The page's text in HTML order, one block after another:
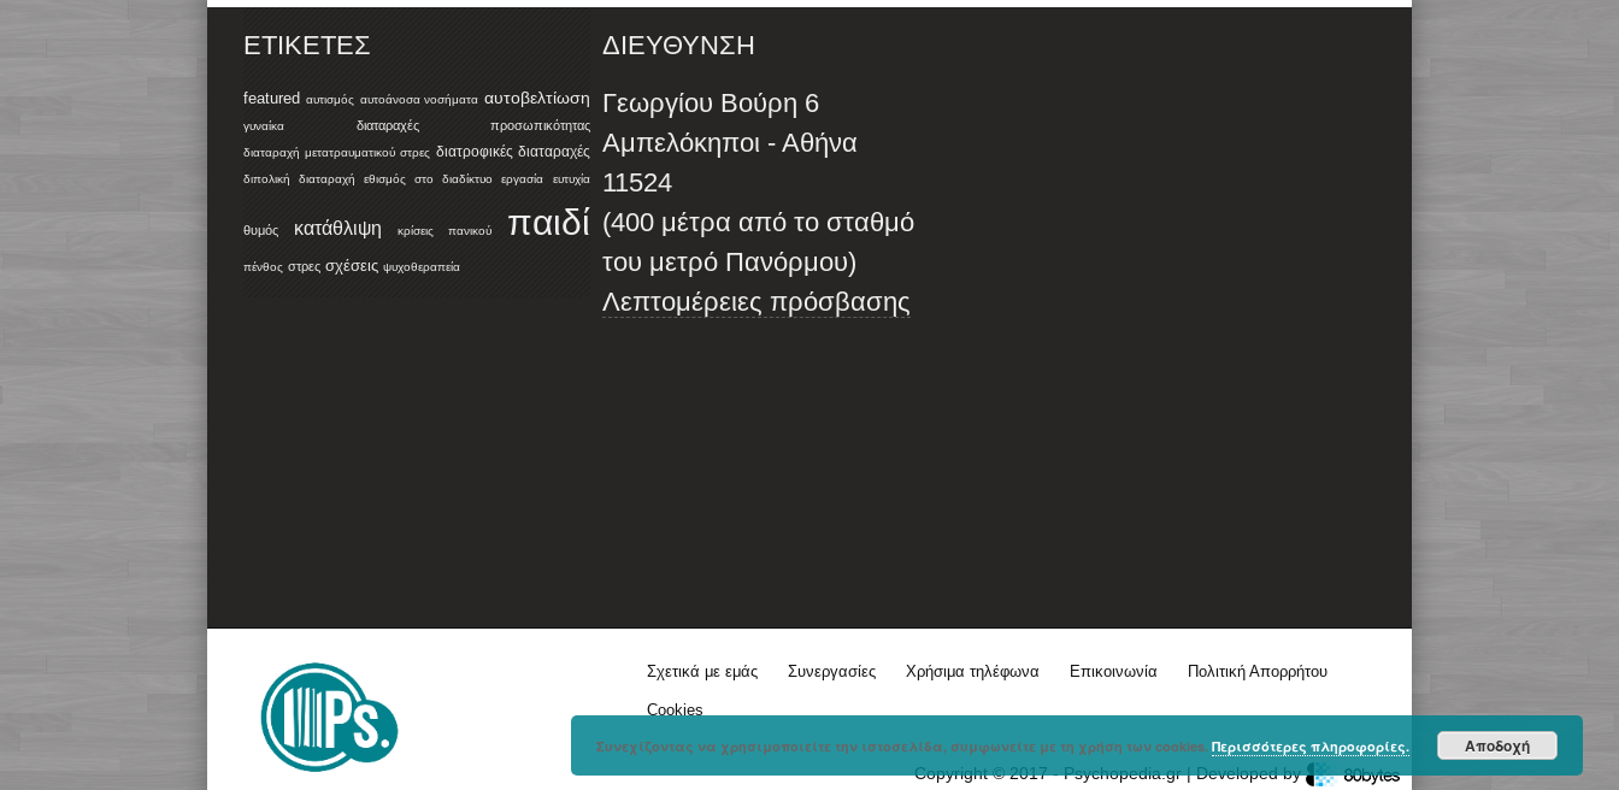
ΕΤΙΚΈΤΕΣ
featured αυτισμός αυτοάνοσα νοσήματα αυτοβελτίωση
γυναίκα διαταραχές προσωπικότητας
διαταραχή μετατραυματικού στρες διατροφικές διαταραχές
διπολική διαταραχή εθισμός στο διαδίκτυο εργασία ευτυχία
θυμός κατάθλιψη κρίσεις πανικού παιδί
πένθος στρες σχέσεις ψυχοθεραπεία
ΔΙΕΥΘΥΝΣΗ
Γεωργίου Βούρη 6
Αμπελόκηποι - Αθήνα
11524
(400 μέτρα από το σταθμό
του μετρό Πανόρμου)
Λεπτομέρειες πρόσβασης
Σχετικά με εμάς Συνεργασίες Χρήσιμα τηλέφωνα Επικοινωνία Πολιτική Απορρήτου
Cookies
Copyright © 2017 - Psychopedia.gr | Developed by
Συνεχίζοντας να χρησιμοποιείτε την ιστοσελίδα, συμφωνείτε με τη χρήση των cookies. Περισσότερες πληροφορίες. Αποδοχή